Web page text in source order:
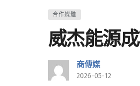
合作媒體
威杰能源
商傳媒
2026-05-12